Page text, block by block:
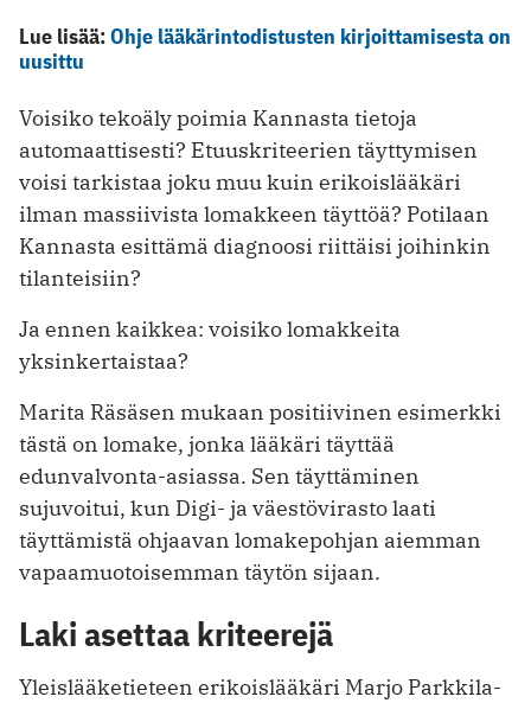
Lue lisää:Ohje lääkärintodistusten kirjoittamisesta on
uusittu
Voisiko tekoäly poimia Kannasta tietoja
automaattisesti? Etuuskriteerien täyttymisen
voisi tarkistaa joku muu kuin erikoislääkäri
ilman massiivista lomakkeen täyttöä? Potilaan
Kannasta esittämä diagnoosi riittäisi joihinkin
tilanteisiin?
Ja ennen kaikkea: voisiko lomakkeita
yksinkertaistaa?
Marita Räsäsen mukaan positiivinen esimerkki
tästä on lomake, jonka lääkäri täyttää
edunvalvonta-asiassa. Sen täyttäminen
sujuvoitui, kun Digi- ja väestövirasto laati
täyttämistä ohjaavan lomakepohjan aiemman
vapaamuotoisemman täytön sijaan.
Laki asettaa kriteerejä
Yleislääketieteen erikoislääkäri Marjo Parkkila-